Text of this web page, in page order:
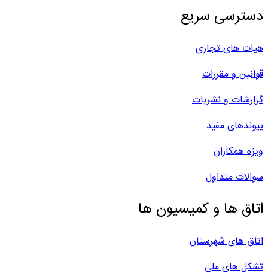
دسترسی سریع
هیات های تجاری
قوانین و مقررات
گزارشات و نشریات
پیوندهای مفید
ویژه همکاران
سوالات متداول
اتاق ها و کمیسیون ها
اتاق های شهرستان
تشکل های ملی